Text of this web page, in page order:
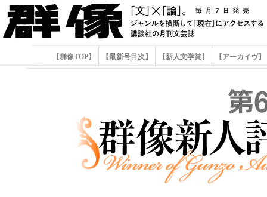
【群像TOP】 【最新号目次】 【新人文学賞】 【アーカイヴ】